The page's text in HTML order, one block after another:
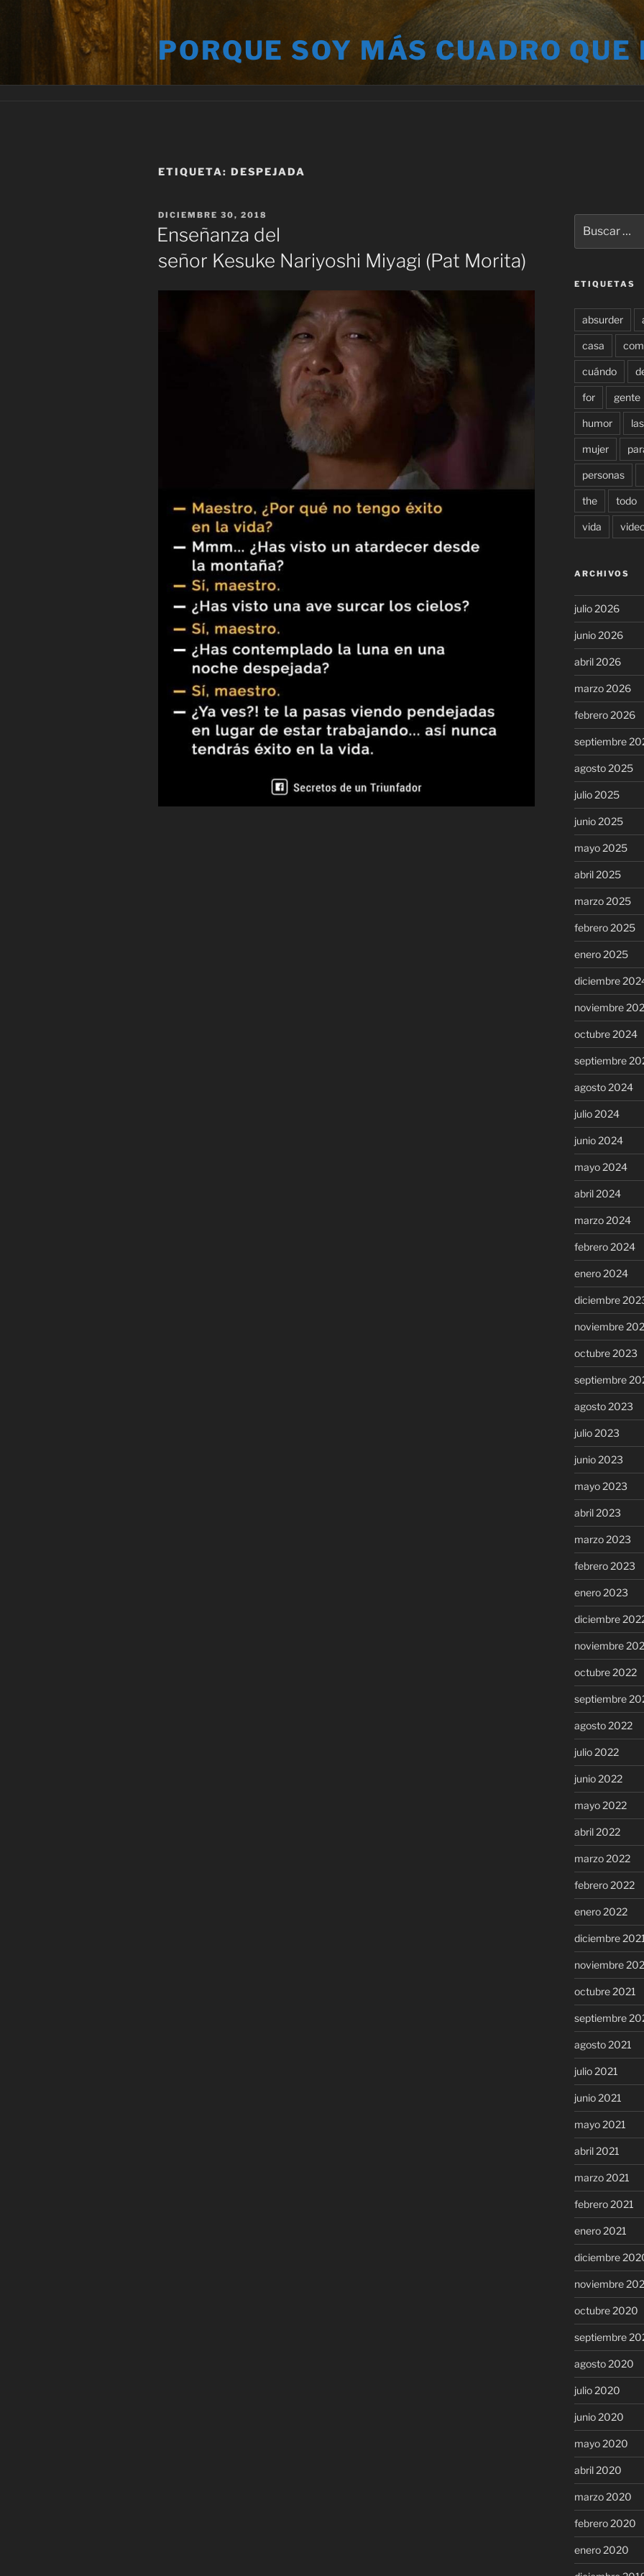
PORQUE SOY MÁS CUADRO QUE
ETIQUETA: DESPEJADA
PUBLICADO
EL
DICIEMBRE 30, 2018
Enseñanza del
señor Kesuke Nariyoshi Miyagi (Pat Morita)
por:
ETIQUETAS
absurder
casa
cuándo
for gente
humor las
mujer
personas
the todo
vida
ARCHIVOS
julio 2026
junio 2026
abril 2026
marzo 2026
febrero 2026
septiembre
agosto 2025
julio 2025
junio 2025
mayo 2025
abril 2025
marzo 2025
febrero 2025
enero 2025
diciembre
noviembre
octubre 2024
septiembre
agosto 2024
julio 2024
junio 2024
mayo 2024
abril 2024
marzo 2024
febrero 2024
enero 2024
diciembre
noviembre
octubre 2023
septiembre
agosto 2023
julio 2023
junio 2023
mayo 2023
abril 2023
marzo 2023
febrero 2023
enero 2023
diciembre
noviembre
octubre 2022
septiembre
agosto 2022
julio 2022
junio 2022
mayo 2022
abril 2022
marzo 2022
febrero 2022
enero 2022
diciembre
noviembre
octubre 2021
septiembre
agosto 2021
julio 2021
junio 2021
mayo 2021
abril 2021
marzo 2021
febrero 2021
enero 2021
diciembre
noviembre
octubre 2020
septiembre
agosto 2020
julio 2020
junio 2020
mayo 2020
abril 2020
marzo 2020
febrero 2020
enero 2020